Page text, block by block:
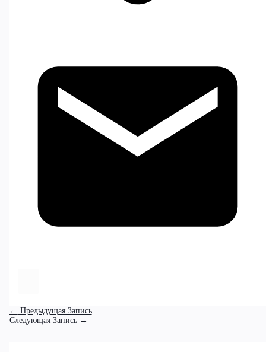
← Предыдущая Запись
Следующая Запись →